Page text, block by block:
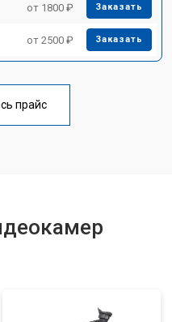
от 1800 ₽ Заказать
от 2500 ₽ Заказать
прайс